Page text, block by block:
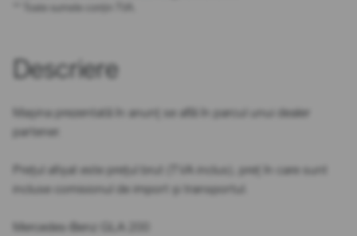
** Toate sumele conțin TVA.
Descriere
Mașina prezentată în anunț se află în parcul unui dealer
partener.
Prețul afișat este prețul brut (TVA inclus), preț în care sunt
incluse comisionul de import și transportul.
Mercedes-Benz GLA 200